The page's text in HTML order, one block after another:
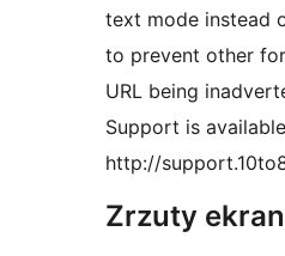
text mode instead
to prevent other
URL being
Support is
http://
Zrzuty